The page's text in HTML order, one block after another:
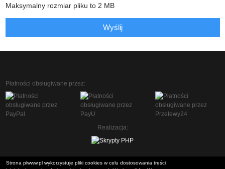
Maksymalny rozmiar pliku to 2 MB
Wyślij
Płatności obsługiwane przez:
Realizacja:
Strona plwww.pl wykorzystuje pliki cookies w celu dostosowania treści